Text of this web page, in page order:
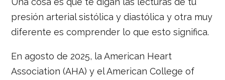
presión arterial sistólica y diastólica y otra muy
diferente es comprender lo que esto significa.
En agosto de 2025, la American Heart
Association (AHA) y el American College of